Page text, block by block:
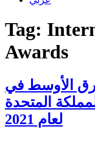
Tag:
Awards
الأوسط في
المتحدة
لعام 2021